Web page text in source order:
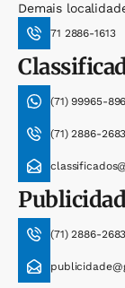
Demais
71 2886-1613
(71) 99965-
(71) 2886-
(71) 2886-